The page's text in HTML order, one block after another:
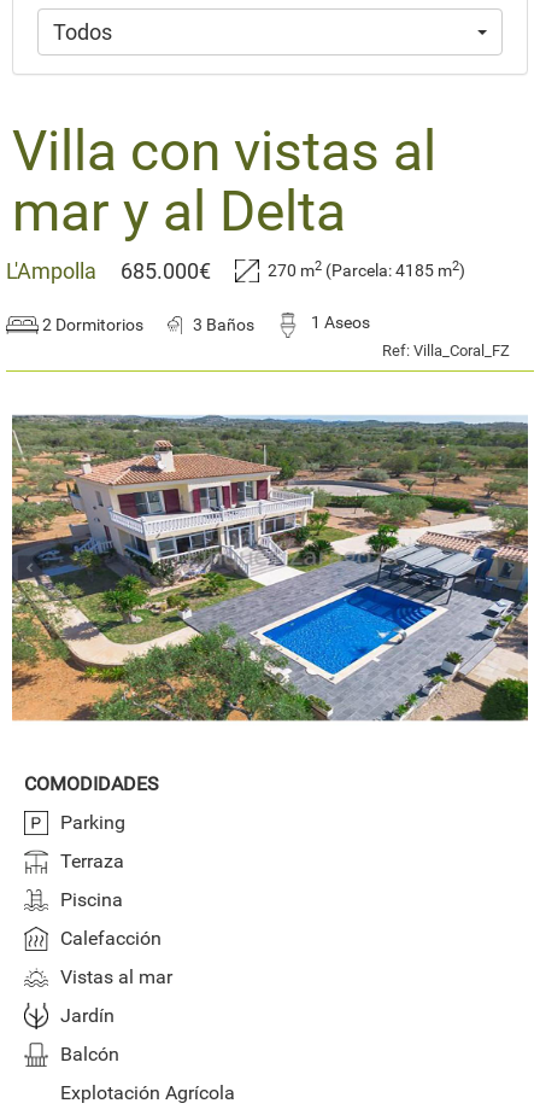
Todos
​Villa con vistas al
mar y al Delta
L'Ampolla 685.000€ 270 m2 (Parcela: 4185 m2)
2 Dormitorios 3 Baños 1 Aseos
Ref: Villa_Coral_FZ
COMODIDADES
Parking
Terraza
Piscina
Calefacción
Vistas al mar
Jardín
Balcón
Explotación Agrícola